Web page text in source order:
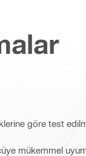
göre test
mükemmel